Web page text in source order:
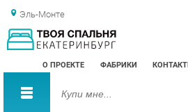
Эль-Монте
О ПРОЕКТЕ ФАБРИКИ КОНТАКТЫ